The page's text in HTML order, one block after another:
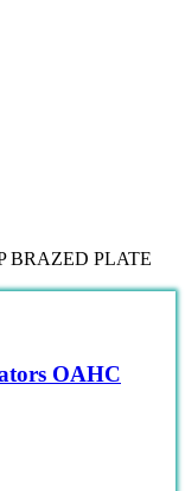
BRAZED PLATE
OAHC